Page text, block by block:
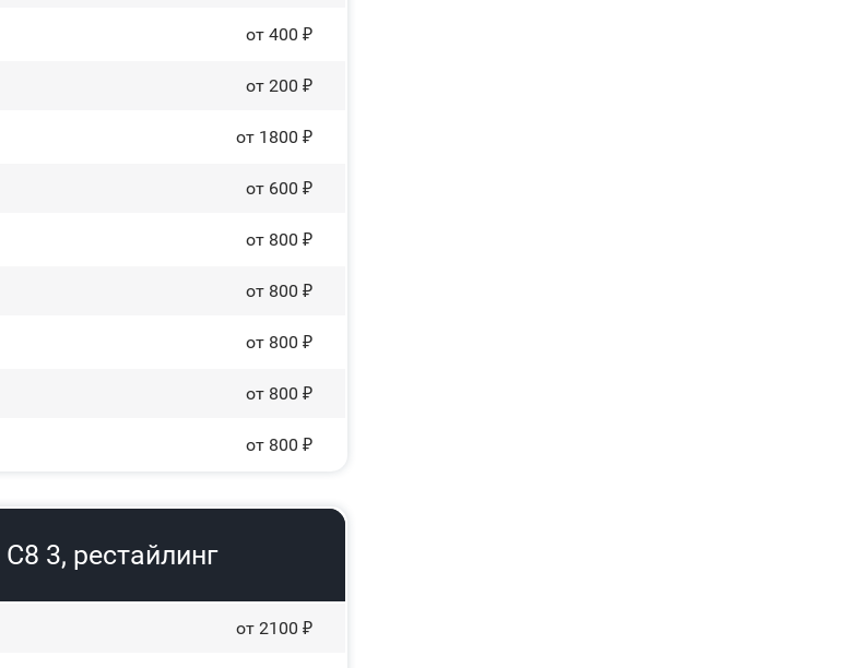
от 400 ₽
от 200 ₽
от 1800 ₽
от 600 ₽
от 800 ₽
от 800 ₽
от 800 ₽
от 800 ₽
от 800 ₽
3, рестайлинг
от 2100 ₽